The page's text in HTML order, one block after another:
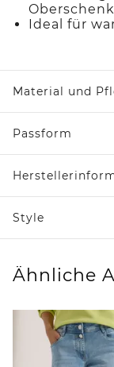
Ideal für
Material und
Passform
Style
Ähnliche